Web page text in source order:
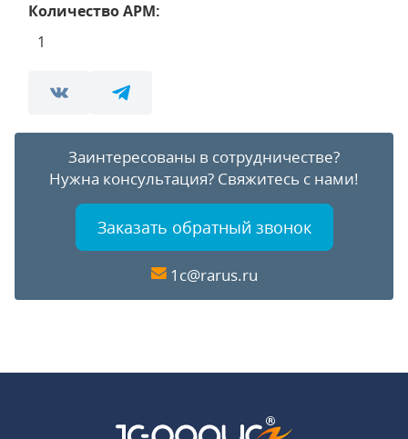
Количество АРМ:
1
Заинтересованы в сотрудничестве?
Нужна консультация? Свяжитесь с нами!
Заказать обратный звонок
1c@rarus.ru